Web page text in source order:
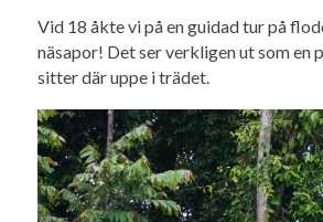
Vid 18 åkte vi på en guidad tur på
näsapor! Det ser verkligen ut som en
sitter där uppe i trädet.